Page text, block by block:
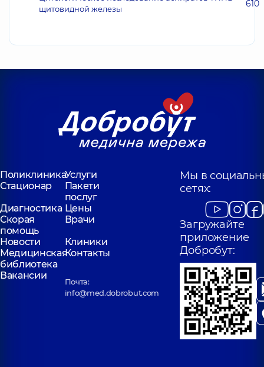
щитовидной железы
610
ПоликлиникаУслуги
Стационар
Пакети
послуг
Диагностика Цены
Скорая
помощь
Врачи
Новости
Клиники
Медицинская
библиотека
Контакты
Вакансии
Почта:
info@med.dobrobut.com
Мы в
сетях:
Загружайте
приложение
Добробут: